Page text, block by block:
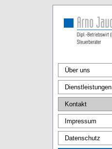
Über uns
Dienstleistungen
Kontakt
Impressum
Datenschutz